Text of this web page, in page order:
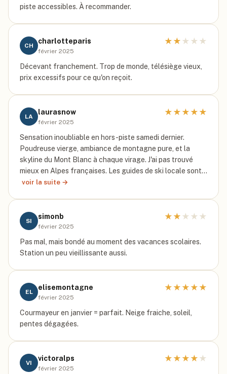
piste accessibles. À recommander.
CH
charlotteparis
février 2025
★ ★ ★ ★ ★
Décevant franchement. Trop de monde, télésiège vieux,
prix excessifs pour ce qu'on reçoit.
LA
laurasnow
février 2025
★ ★ ★ ★ ★
Sensation inoubliable en hors-piste samedi dernier.
Poudreuse vierge, ambiance de montagne pure, et la
skyline du Mont Blanc à chaque virage. J'ai pas trouvé
mieux en Alpes françaises. Les guides de ski locale sont…
voir la suite →
SI
simonb
février 2025
★ ★ ★ ★ ★
Pas mal, mais bondé au moment des vacances scolaires.
Station un peu vieillissante aussi.
EL
elisemontagne
février 2025
★ ★ ★ ★ ★
Courmayeur en janvier = parfait. Neige fraiche, soleil,
pentes dégagées.
VI
victoralps
février 2025
★ ★ ★ ★ ★